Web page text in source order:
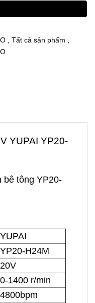
,Tất cả sản phẩm ,
YUPAI YP20-
bê tông YP20-
YUPAI
YP20-H24M
20V
0-1400 r/min
4800bpm